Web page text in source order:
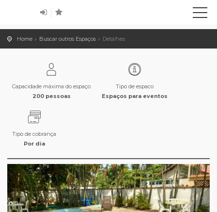
Home Buscar outros Espaços Detalhes
Capacidade máxima do espaço
200 pessoas
Tipo de espaco
Espaços para eventos
Tipo de cobrança
Por dia